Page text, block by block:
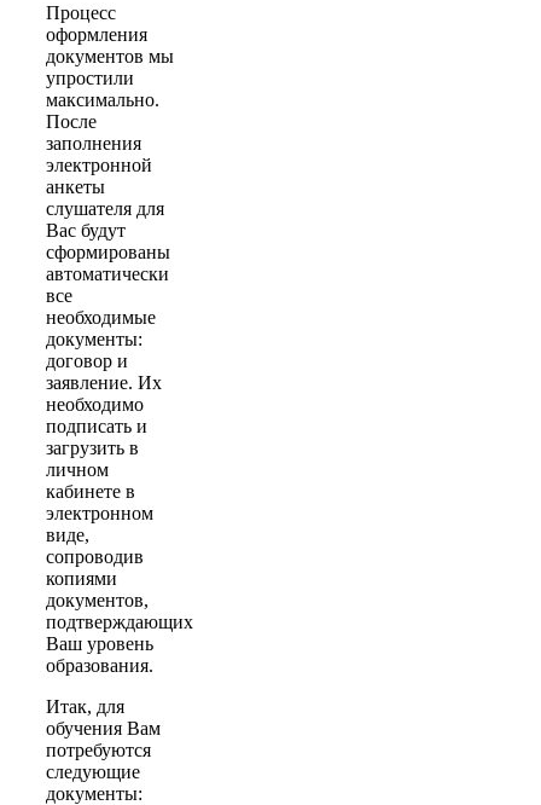
Процесс
оформления
документов мы
упростили
максимально.
После
заполнения
электронной
анкеты
слушателя для
Вас будут
сформированы
автоматически
все
необходимые
документы:
договор и
заявление. Их
необходимо
подписать и
загрузить в
личном
кабинете в
электронном
виде,
сопроводив
копиями
документов,
подтверждающих
Ваш уровень
образования.
Итак, для
обучения Вам
потребуются
следующие
документы: